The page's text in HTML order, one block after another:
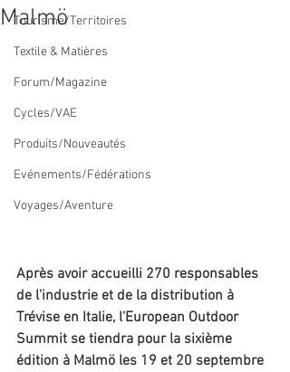
Tourisme/Territoires
Textile & Matières
Forum/Magazine
Cycles/VAE
Produits/Nouveautés
Evénements/Fédérations
Voyages/Aventure
Malmö
Après avoir accueilli 270 responsables
de l'industrie et de la distribution à
Trévise en Italie, l'European Outdoor
Summit se tiendra pour la sixième
édition à Malmö les 19 et 20 septembre